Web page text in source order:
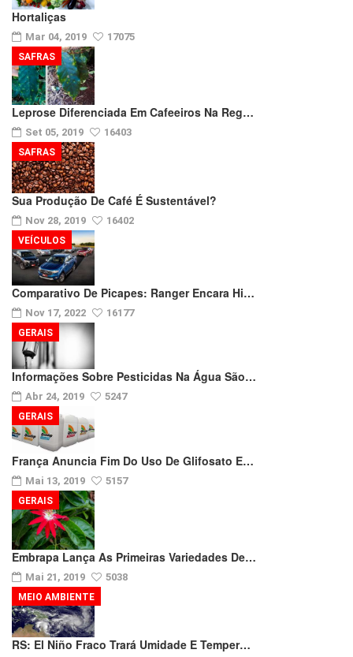
Hortaliças
Mar 04, 2019 17075
Leprose Diferenciada Em Cafeeiros Na Reg…
Set 05, 2019 16403
SAFRAS
Sua Produção De Café É Sustentável?
Nov 28, 2019 16402
SAFRAS
Comparativo De Picapes: Ranger Encara Hi…
Nov 17, 2022 16177
VEÍCULOS
Informações Sobre Pesticidas Na Água São…
Abr 24, 2019 5247
GERAIS
França Anuncia Fim Do Uso De Glifosato E…
Mai 13, 2019 5157
GERAIS
Embrapa Lança As Primeiras Variedades De…
Mai 21, 2019 5038
GERAIS
RS: El Niño Fraco Trará Umidade E Temper…
MEIO AMBIENTE